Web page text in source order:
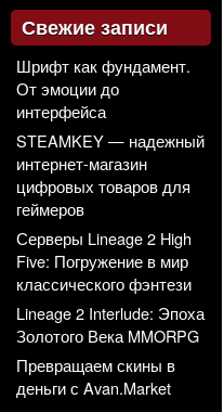
Свежие записи
Шрифт как фундамент.
От эмоции до
интерфейса
STEAMKEY — надежный
интернет-магазин
цифровых товаров для
геймеров
Серверы Lineage 2 High
Five: Погружение в мир
классического фэнтези
Lineage 2 Interlude: Эпоха
Золотого Века MMORPG
Превращаем скины в
деньги с Avan.Market